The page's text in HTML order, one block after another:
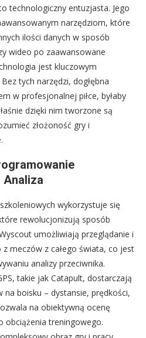
technologiczny entuzjasta. Jego
narzędziom, które
ilości danych w sposób
wideo po zaawansowane
jest kluczowym
tych narzędzi, dogłębna
w profesjonalnej piłce, byłaby
dzięki nim tworzone są
złożoność gry i
Analiza
wykorzystuje się
rewolucjonizują sposób
umożliwiają przeglądanie i
meczów z całego świata, co jest
analizy przeciwnika.
takie jak Catapult, dostarczają
boisku – dystansie, prędkości,
na obiektywną ocenę
obciążenia treningowego.